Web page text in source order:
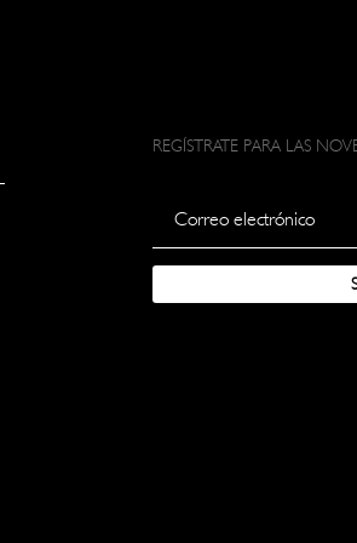
REGÍSTRATE PARA LAS